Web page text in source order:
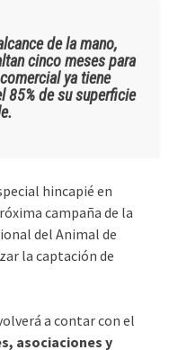
de la mano,
cinco meses para
ya tiene
85% de su superficie
hincapié en
campaña de la
del Animal de
la captación de
a contar con el
asociaciones y